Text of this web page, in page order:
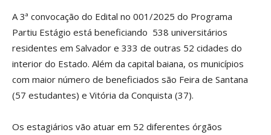
A 3ª convocação do Edital no 001/2025 do Programa
Partiu Estágio está beneficiando 538 universitários
residentes em Salvador e 333 de outras 52 cidades do
interior do Estado. Além da capital baiana, os municípios
com maior número de beneficiados são Feira de Santana
(57 estudantes) e Vitória da Conquista (37).
Os estagiários vão atuar em 52 diferentes órgãos